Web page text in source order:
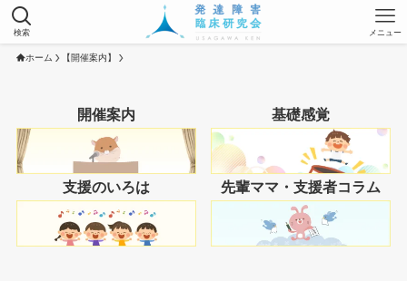
検索 メニュー
ホーム 【開催案内】
開催案内 基礎感覚
支援のいろは 先輩ママ・支援者コラム